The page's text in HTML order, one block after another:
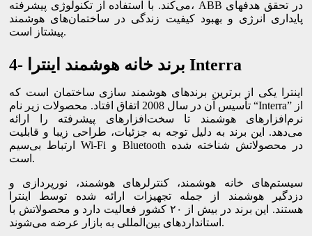
می‌کند. با استفاده از تکنولوژی پیشرفته، ABB در تحقق هدفهای
پایداری انرژی و بهبود کیفیت زندگی در ساختمان‌های هوشمند
پیشتاز است.
4- برند خانه هوشمند اینترا Interra
اینترا یکی از برترین برندهای هوشمند سازی ساختمان است که
تأسیس آن در سال 2008 اتفاق افتاد. محصولات زیر نام “Interra” از
نرم‌افزارهای هوشمند تا سخت‌افزارهای پیشرفته را ارائه
می‌دهد. این برند به دلیل توجه به جزئیات، طراحی زیبا و قابلیت
ارتباط بی‌سیم Wi-Fi و Bluetooth در محصولاتش شناخته شده
است.
سیستم‌های خانه هوشمند، کنترلرهای هوشمند، نورپردازی و
دزدگیر هوشمند از جمله تجهیزات ارائه شده توسط اینترا
هستند. این برند در بیش از ۲۰ کشور فعالیت دارد و محصولاتش با
استانداردهای بین‌المللی به بازار عرضه می‌شوند.